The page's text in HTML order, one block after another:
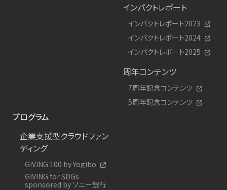
インパクトレポート
インパクトレポート2023
インパクトレポート2024
インパクトレポート2025
周年コンテンツ
7周年記念コンテンツ
5周年記念コンテンツ
プログラム
企業支援型クラウドファン
ディング
GIVING 100 by Yogibo
GIVING for SDGs
sponsored by ソニー銀行